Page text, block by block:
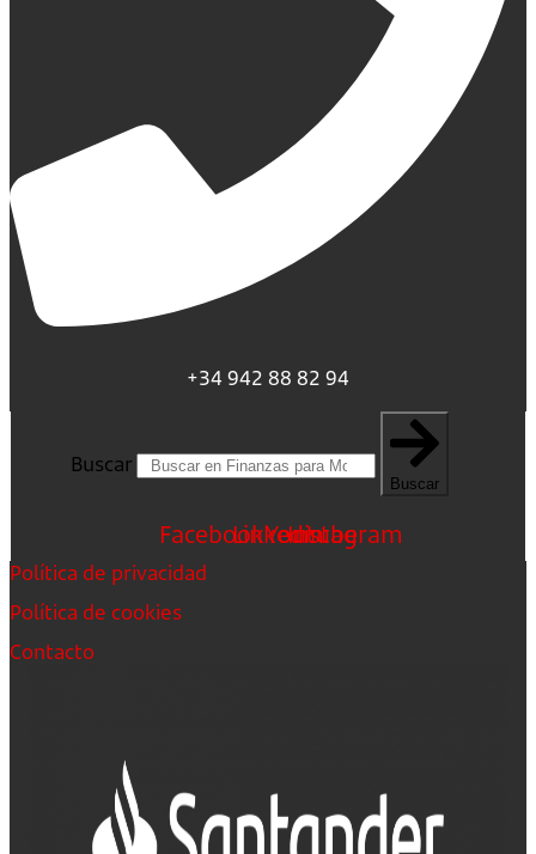
+34 942 88 82 94
Buscar
Buscar
FacebookLinkedin
Youtube
Instagram
Política de privacidad
Política de cookies
Contacto